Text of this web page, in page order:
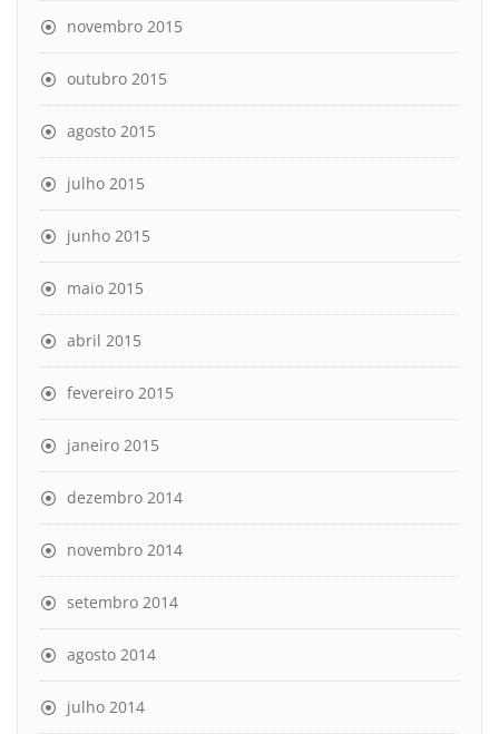
novembro 2015
outubro 2015
agosto 2015
julho 2015
junho 2015
maio 2015
abril 2015
fevereiro 2015
janeiro 2015
dezembro 2014
novembro 2014
setembro 2014
agosto 2014
julho 2014